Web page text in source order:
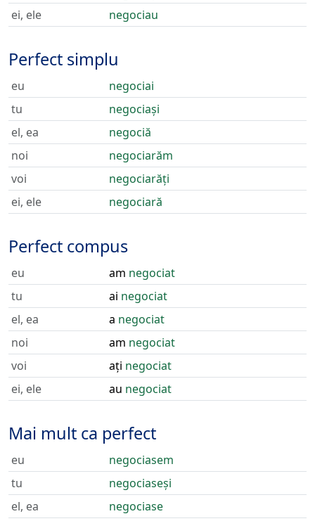
ei, ele
negociau
Perfect simplu
eu
negociai
tu
negociași
el, ea
negociă
noi
negociarăm
voi
negociarăți
ei, ele
negociară
Perfect compus
eu am negociat
tu
ai negociat
el, ea
a negociat
noi
am negociat
voi
ați negociat
ei, ele
au negociat
Mai mult ca perfect
eu
negociasem
tu
negociaseși
el, ea
negociase